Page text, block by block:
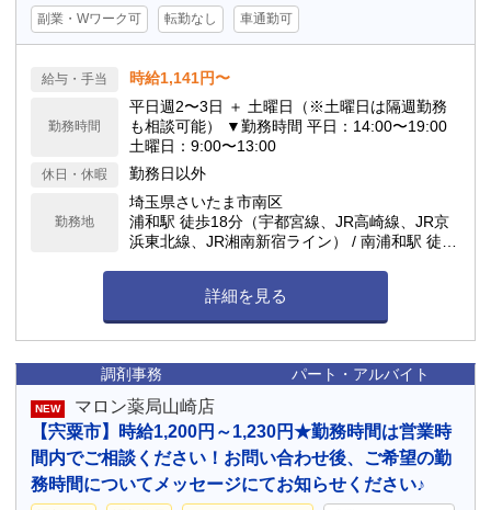
副業・Wワーク可 転勤なし 車通勤可
給与・手当 時給1,141円〜
勤務時間
平日週2〜3日 ＋ 土曜日（※土曜日は隔週勤務
も相談可能） ▼勤務時間 平日：14:00〜19:00
土曜日：9:00〜13:00
休日・休暇 勤務日以外
勤務地
埼玉県さいたま市南区
浦和駅 徒歩18分（宇都宮線、JR高崎線、JR京
浜東北線、JR湘南新宿ライン） / 南浦和駅 徒歩
詳細を見る
調剤事務 パート・アルバイト
NEW
マロン薬局山崎店
【宍粟市】時給1,200円～1,230円★勤務時間は営業時
間内でご相談ください！お問い合わせ後、ご希望の勤
務時間についてメッセージにてお知らせください♪